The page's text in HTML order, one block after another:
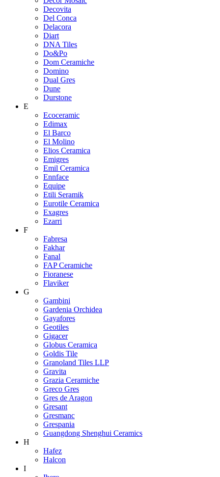
Decovita
Del Conca
Delacora
Diart
DNA Tiles
Do&Po
Dom Ceramiche
Domino
Dual Gres
Dune
Durstone
E
Ecoceramic
Edimax
El Barco
El Molino
Elios Ceramica
Emigres
Emil Ceramica
Ennface
Equipe
Etili Seramik
Eurotile Ceramica
Exagres
Ezarri
F
Fabresa
Fakhar
Fanal
FAP Ceramiche
Fioranese
Flaviker
G
Gambini
Gardenia Orchidea
Gayafores
Geotiles
Gigacer
Globus Ceramica
Goldis Tile
Granoland Tiles LLP
Gravita
Grazia Ceramiche
Greco Gres
Gres de Aragon
Gresant
Gresmanc
Grespania
Guangdong Shenghui Ceramics
H
Hafez
Halcon
I